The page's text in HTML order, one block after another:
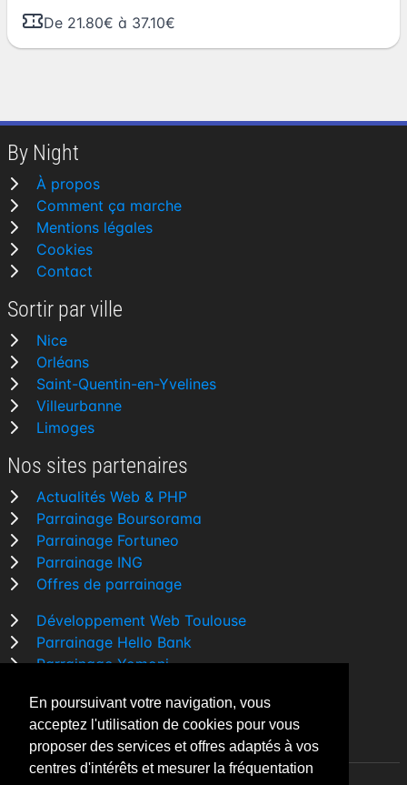
En poursuivant votre navigation, vous
acceptez l'utilisation de cookies pour vous
proposer des services et offres adaptés à vos
centres d'intérêts et mesurer la fréquentation
De 21.80€ à 37.10€
By Night
À propos
Comment ça marche
Mentions légales
Cookies
Contact
Sortir par ville
Nice
Orléans
Saint-Quentin-en-Yvelines
Villeurbanne
Limoges
Nos sites partenaires
Actualités Web & PHP
Parrainage Boursorama
Parrainage Fortuneo
Parrainage ING
Offres de parrainage
Développement Web Toulouse
Parrainage Hello Bank
Parrainage Yomoni
Comparatif banque